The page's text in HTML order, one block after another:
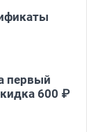
первый
600 ₽